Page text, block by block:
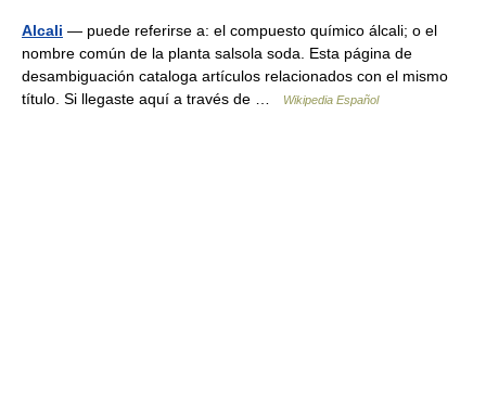
Alcali — puede referirse a: el compuesto químico álcali; o el
nombre común de la planta salsola soda. Esta página de
desambiguación cataloga artículos relacionados con el mismo
título. Si llegaste aquí a través de …
Wikipedia Español